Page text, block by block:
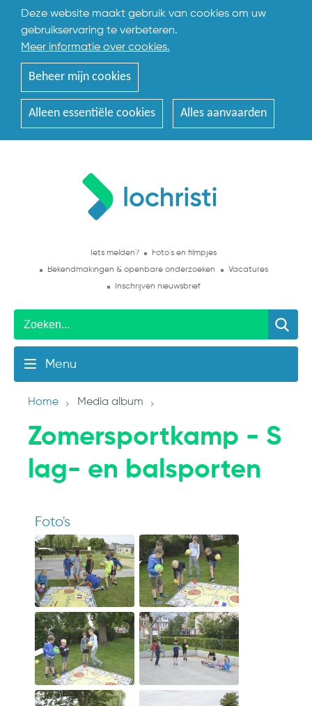
Deze website maakt gebruik van cookies om uw
gebruikservaring te verbeteren.
Meer informatie over cookies.
Beheer mijn cookies
Alleen essentiële cookies Alles aanvaarden
Iets melden?
Foto's en filmpjes
Bekendmakingen & openbare onderzoeken
Vacatures
Inschrijven nieuwsbrief
Menu
Home Media album
Zomersportkamp - S
lag- en balsporten
Foto's